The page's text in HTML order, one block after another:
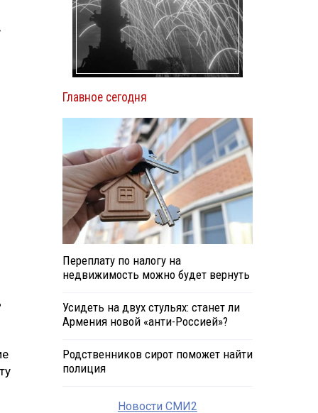
Главное сегодня
Переплату по налогу на
недвижимость можно будет вернуть
Усидеть на двух стульях: станет ли
Армения новой «анти-Россией»?
Родственников сирот поможет найти
полиция
Новости СМИ2